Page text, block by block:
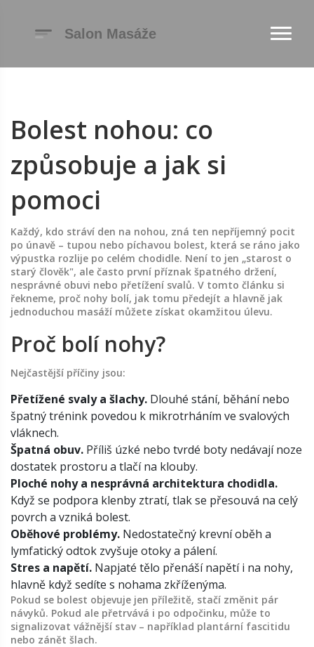
Bolest nohou: co
způsobuje a jak si
pomoci
Každý, kdo stráví den na nohou, zná ten nepříjemný pocit
po únavě – tupou nebo píchavou bolest, která se ráno jako
výpustka rozlije po celém chodidle. Není to jen „starost o
starý člověk", ale často první příznak špatného držení,
nesprávné obuvi nebo přetížení svalů. V tomto článku si
řekneme, proč nohy bolí, jak tomu předejít a hlavně jak
jednoduchou masáží můžete získat okamžitou úlevu.
Proč bolí nohy?
Nejčastější příčiny jsou:
Přetížené svaly a šlachy. Dlouhé stání, běhání nebo
špatný trénink povedou k mikrotrháním ve svalových
vláknech.
Špatná obuv. Příliš úzké nebo tvrdé boty nedávají noze
dostatek prostoru a tlačí na klouby.
Ploché nohy a nesprávná architektura chodidla.
Když se podpora klenby ztratí, tlak se přesouvá na celý
povrch a vzniká bolest.
Oběhové problémy. Nedostatečný krevní oběh a
lymfatický odtok zvyšuje otoky a pálení.
Stres a napětí. Napjaté tělo přenáší napětí i na nohy,
hlavně když sedíte s nohama zkříženýma.
Pokud se bolest objevuje jen příležitě, stačí změnit pár
návyků. Pokud ale přetrvává i po odpočinku, může to
signalizovat vážnější stav – například plantární fascitidu
nebo zánět šlach.